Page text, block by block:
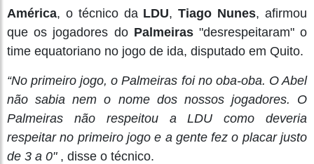
América, o técnico da LDU,Tiago Nunes, afirmou
que os jogadores do Palmeiras"desrespeitaram" o
time equatoriano no jogo de ida, disputado em Quito.
“No primeiro jogo, o Palmeiras foi no oba-oba. O Abel
não sabia nem o nome dos nossos jogadores. O
Palmeiras não respeitou a LDU como deveria
respeitar no primeiro jogo e a gente fez o placar justo
de 3 a 0", disse o técnico.